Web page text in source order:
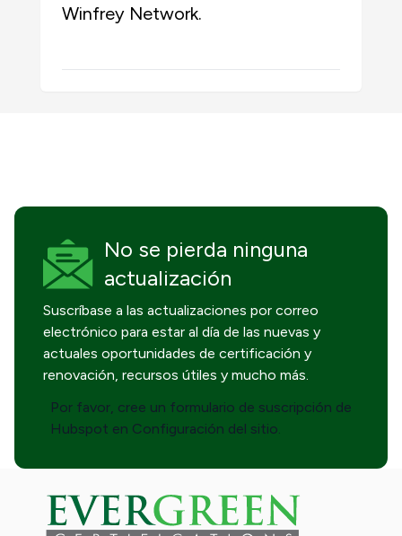
Winfrey Network.
No se pierda ninguna
actualización
Suscríbase a las actualizaciones por correo
electrónico para estar al día de las nuevas y
actuales oportunidades de certificación y
renovación, recursos útiles y mucho más.
Por favor, cree un formulario de suscripción de
Hubspot en Configuración del sitio.